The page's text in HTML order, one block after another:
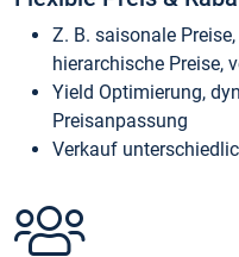
Z. B. saisonale
hierarchische Preise,
Yield Optimierung,
Preisanpassung
Verkauf